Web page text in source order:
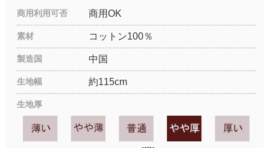
商用利用可否 商用OK
素材 コットン100％
製造国 中国
生地幅 約115cm
生地厚